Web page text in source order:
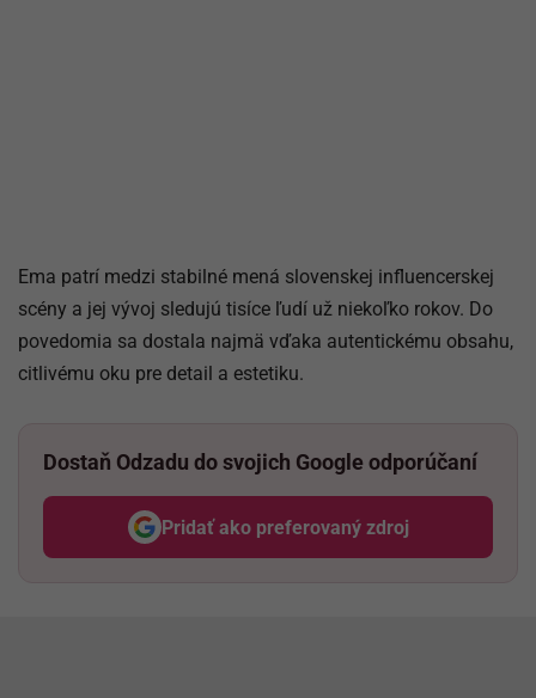
Ema patrí medzi stabilné mená slovenskej influencerskej
scény a jej vývoj sledujú tisíce ľudí už niekoľko rokov. Do
povedomia sa dostala najmä vďaka autentickému obsahu,
citlivému oku pre detail a estetiku.
Dostaň Odzadu do svojich Google odporúčaní
Pridať ako preferovaný zdroj
Odzadu, odkaz sa otvorí v